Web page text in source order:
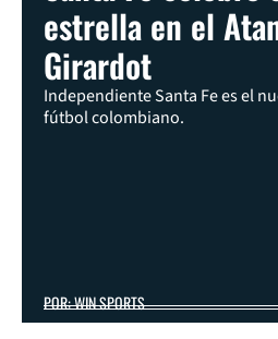
estrella en el
Girardot
Independiente Santa Fe es el
fútbol colombiano.
POR: WIN SPORTS